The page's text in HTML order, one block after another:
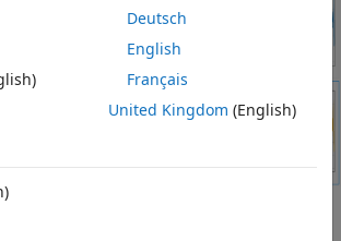
达时间早于来自
Deutsch
English
Français
United Kingdom (English)